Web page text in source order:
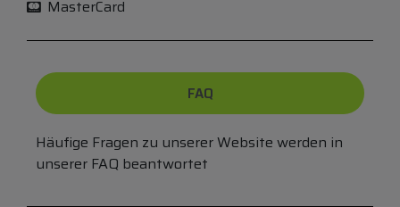
MasterCard
FAQ
Häufige Fragen zu unserer Website werden in
unserer FAQ beantwortet